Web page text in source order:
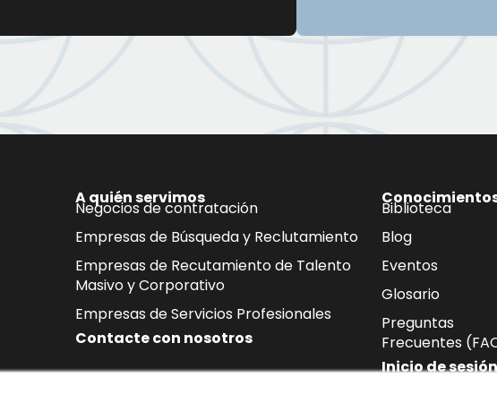
A quién servimos
Negocios de contratación
Empresas de Búsqueda y Reclutamiento
Empresas de Recutamiento de Talento
Masivo y Corporativo
Empresas de Servicios Profesionales
Contacte con nosotros
Biblioteca
Blog
Eventos
Glosario
Preguntas
Frecuentes
Inicio de